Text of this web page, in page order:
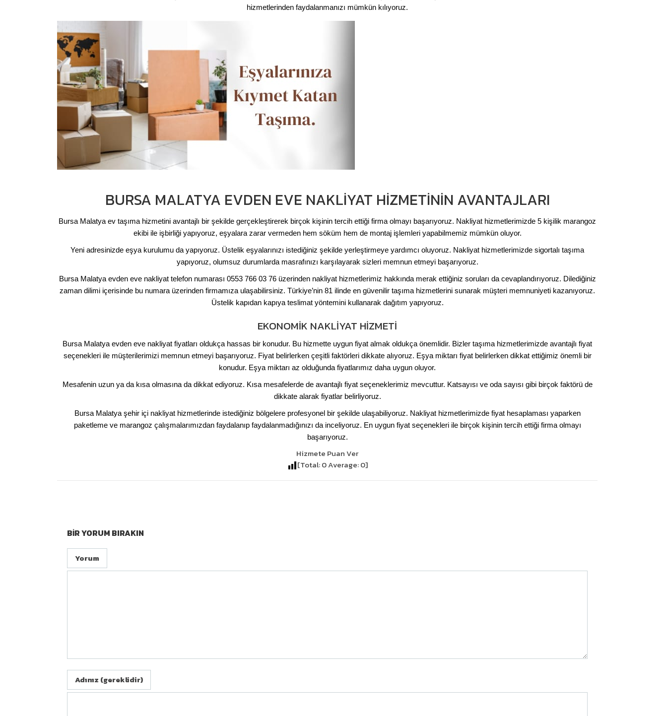
hizmetlerinden faydalanmanızı mümkün kılıyoruz.
BURSA MALATYA EVDEN EVE NAKLIYAT HIZMETININ AVANTAJLARI
Bursa Malatya ev taşıma hizmetini avantajlı bir şekilde gerçekleştirerek birçok kişinin tercih ettiği firma olmayı başarıyoruz. Nakliyat hizmetlerimizde 5 kişilik marangoz
ekibi ile işbirliği yapıyoruz, eşyalara zarar vermeden hem söküm hem de montaj işlemleri yapabilmemiz mümkün oluyor.
Yeni adresinizde eşya kurulumu da yapıyoruz. Üstelik eşyalarınızı istediğiniz şekilde yerleştirmeye yardımcı oluyoruz. Nakliyat hizmetlerimizde sigortalı taşıma
yapıyoruz, olumsuz durumlarda masrafınızı karşılayarak sizleri memnun etmeyi başarıyoruz.
Bursa Malatya evden eve nakliyat telefon numarası 0553 766 03 76 üzerinden nakliyat hizmetlerimiz hakkında merak ettiğiniz soruları da cevaplandırıyoruz. Dilediğiniz
zaman dilimi içerisinde bu numara üzerinden firmamıza ulaşabilirsiniz. Türkiye’nin 81 ilinde en güvenilir taşıma hizmetlerini sunarak müşteri memnuniyeti kazanıyoruz.
Üstelik kapıdan kapıya teslimat yöntemini kullanarak dağıtım yapıyoruz.
EKONOMIK NAKLIYAT HIZMETI
Bursa Malatya evden eve nakliyat fiyatları oldukça hassas bir konudur. Bu hizmette uygun fiyat almak oldukça önemlidir. Bizler taşıma hizmetlerimizde avantajlı fiyat
seçenekleri ile müşterilerimizi memnun etmeyi başarıyoruz. Fiyat belirlerken çeşitli faktörleri dikkate alıyoruz. Eşya miktarı fiyat belirlerken dikkat ettiğimiz önemli bir
konudur. Eşya miktarı az olduğunda fiyatlarımız daha uygun oluyor.
Mesafenin uzun ya da kısa olmasına da dikkat ediyoruz. Kısa mesafelerde de avantajlı fiyat seçeneklerimiz mevcuttur. Katsayısı ve oda sayısı gibi birçok faktörü de
dikkate alarak fiyatlar belirliyoruz.
Bursa Malatya şehir içi nakliyat hizmetlerinde istediğiniz bölgelere profesyonel bir şekilde ulaşabiliyoruz. Nakliyat hizmetlerimizde fiyat hesaplaması yaparken
paketleme ve marangoz çalışmalarımızdan faydalanıp faydalanmadığınızı da inceliyoruz. En uygun fiyat seçenekleri ile birçok kişinin tercih ettiği firma olmayı
başarıyoruz.
Hizmete Puan Ver
[Total:0Average:0]
BIR YORUM BIRAKIN
Yorum
Adınız (gereklidir)